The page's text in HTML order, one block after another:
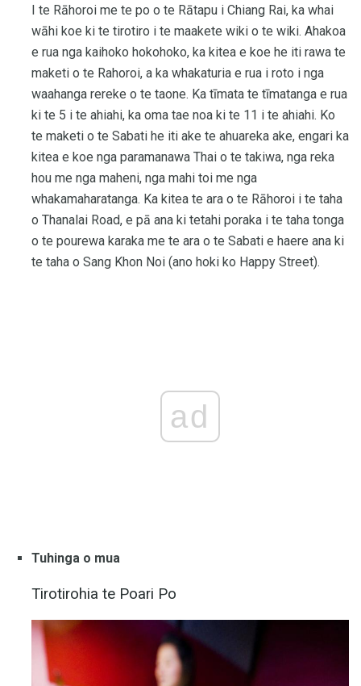
I te Rāhoroi me te po o te Rātapu i Chiang Rai, ka whai
wāhi koe ki te tirotiro i te maakete wiki o te wiki. Ahakoa
e rua nga kaihoko hokohoko, ka kitea e koe he iti rawa te
maketi o te Rahoroi, a ka whakaturia e rua i roto i nga
waahanga rereke o te taone. Ka tīmata te tīmatanga e rua
ki te 5 i te ahiahi, ka oma tae noa ki te 11 i te ahiahi. Ko
te maketi o te Sabati he iti ake te ahuareka ake, engari ka
kitea e koe nga paramanawa Thai o te takiwa, nga reka
hou me nga maheni, nga mahi toi me nga
whakamaharatanga. Ka kitea te ara o te Rāhoroi i te taha
o Thanalai Road, e pā ana ki tetahi poraka i te taha tonga
o te pourewa karaka me te ara o te Sabati e haere ana ki
te taha o Sang Khon Noi (ano hoki ko Happy Street).
ad
Tuhinga o mua
Tirotirohia te Poari Po